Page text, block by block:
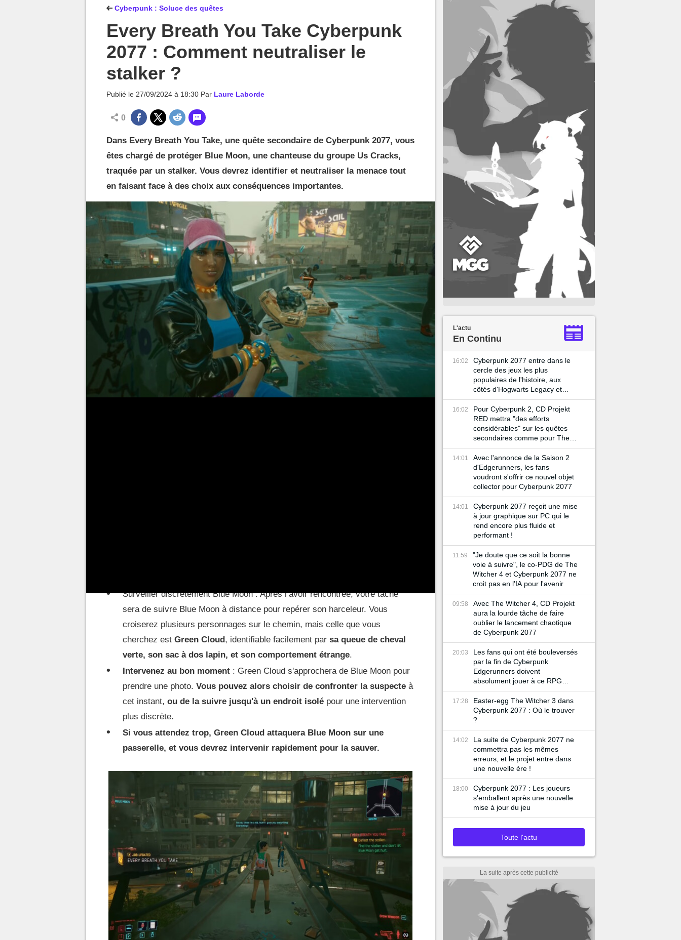
Cyberpunk : Soluce des quêtes
Every Breath You Take Cyberpunk
2077 : Comment neutraliser le
stalker ?
Publié le 27/09/2024 à 18:30 Par Laure Laborde
0
Dans Every Breath You Take, une quête secondaire de Cyberpunk 2077, vous
êtes chargé de protéger Blue Moon, une chanteuse du groupe Us Cracks,
traquée par un stalker. Vous devrez identifier et neutraliser la menace tout
en faisant face à des choix aux conséquences importantes.
Surveiller discrètement Blue Moon : Après l’avoir rencontrée, votre tâche
sera de suivre Blue Moon à distance pour repérer son harceleur. Vous
croiserez plusieurs personnages sur le chemin, mais celle que vous
cherchez est Green Cloud, identifiable facilement par sa queue de cheval
verte, son sac à dos lapin, et son comportement étrange.
Intervenez au bon moment : Green Cloud s'approchera de Blue Moon pour
prendre une photo. Vous pouvez alors choisir de confronter la suspecte à
cet instant, ou de la suivre jusqu'à un endroit isolé pour une intervention
plus discrète.
Si vous attendez trop, Green Cloud attaquera Blue Moon sur une
passerelle, et vous devrez intervenir rapidement pour la sauver.
L'actu
En Continu
16:02
Cyberpunk 2077 entre dans le
cercle des jeux les plus
populaires de l'histoire, aux
côtés d'Hogwarts Legacy et
Skyrim
16:02
Pour Cyberpunk 2, CD Projekt
RED mettra "des efforts
considérables" sur les quêtes
secondaires comme pour The
Witcher 3
14:01
Avec l'annonce de la Saison 2
d'Edgerunners, les fans
voudront s'offrir ce nouvel objet
collector pour Cyberpunk 2077
14:01
Cyberpunk 2077 reçoit une mise
à jour graphique sur PC qui le
rend encore plus fluide et
performant !
11:59
"Je doute que ce soit la bonne
voie à suivre", le co-PDG de The
Witcher 4 et Cyberpunk 2077 ne
croit pas en l'IA pour l'avenir
09:58
Avec The Witcher 4, CD Projekt
aura la lourde tâche de faire
oublier le lancement chaotique
de Cyberpunk 2077
20:03
Les fans qui ont été bouleversés
par la fin de Cyberpunk
Edgerunners doivent
absolument jouer à ce RPG
gratuit
17:28
Easter-egg The Witcher 3 dans
Cyberpunk 2077 : Où le trouver
?
14:02
La suite de Cyberpunk 2077 ne
commettra pas les mêmes
erreurs, et le projet entre dans
une nouvelle ère !
18:00
Cyberpunk 2077 : Les joueurs
s'emballent après une nouvelle
mise à jour du jeu
Toute l'actu